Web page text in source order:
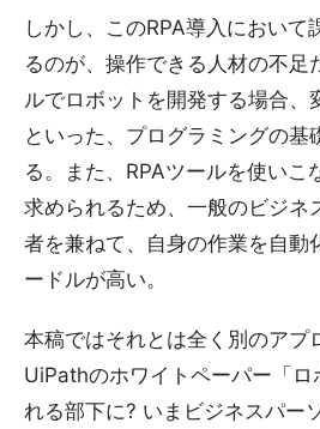
しかし、このRPA導入において
るのが、操作できる人材の不足
ルでロボットを開発する場合、
といった、プログラミングの基
る。また、RPAツールを使いこ
求められるため、一般のビジネ
者を兼ねて、自身の作業を自動
ードルが高い。
本稿ではそれとは全く別のアプ
UiPathのホワイトペーパー「
れる部下に? いまビジネスパー